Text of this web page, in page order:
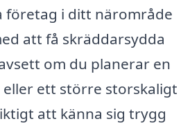
företag i ditt närområde
att få skräddarsydda
om du planerar en
ett större storskaligt
att känna sig trygg